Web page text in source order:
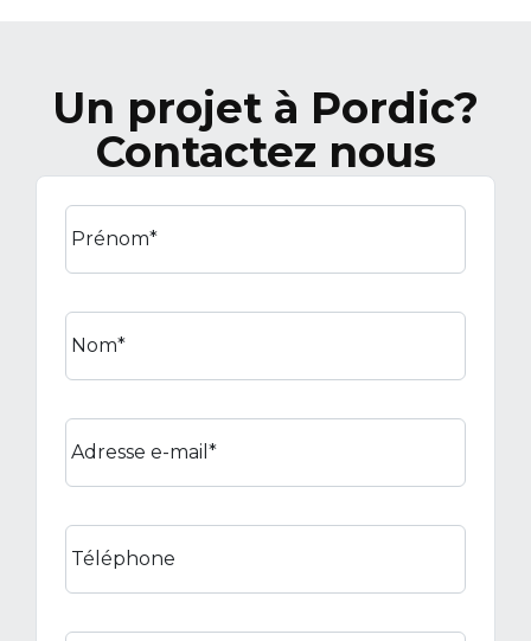
Un projet à Pordic?
Contactez nous
Prénom*
Nom*
Adresse e-mail*
Téléphone